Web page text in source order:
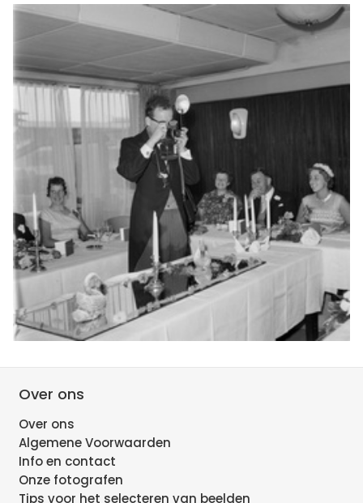
Over ons
Over ons
Algemene Voorwaarden
Info en contact
Onze fotografen
Tips voor het selecteren van beelden